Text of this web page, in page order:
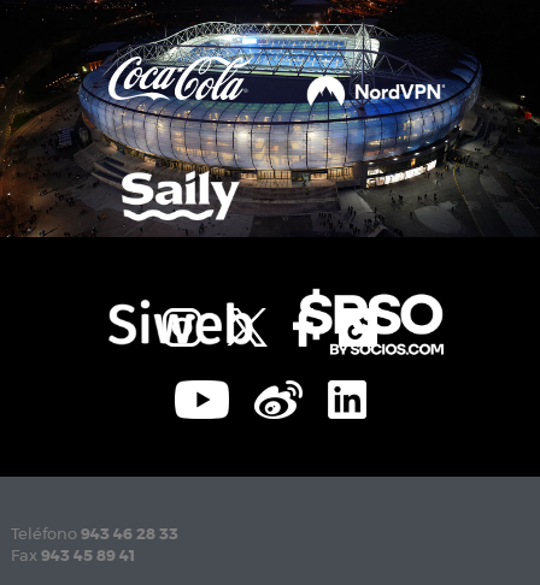
Teléfono 943 46 28 33
Fax 943 45 89 41